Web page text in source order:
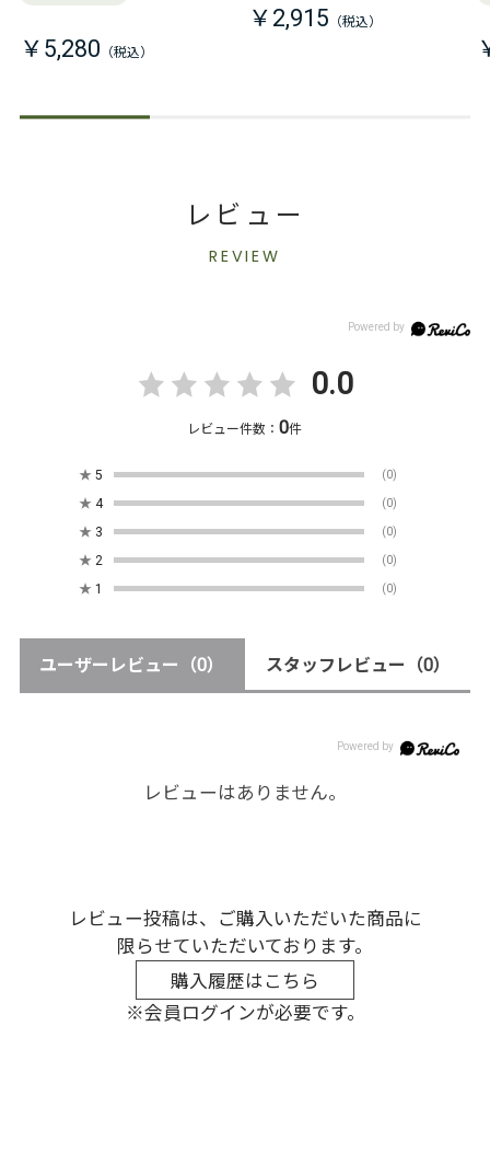
￥5,280
￥2,915
レビュー
REVIEW
0.0
レビュー件数：0件
★ 5 (0)
★ 4 (0)
★ 3 (0)
★ 2 (0)
★ 1 (0)
ユーザーレビュー （0） スタッフレビュー （0）
レビューはありません。
レビュー投稿は、ご購入いただいた商品に
限らせていただいております。
購入履歴はこちら
※会員ログインが必要です。